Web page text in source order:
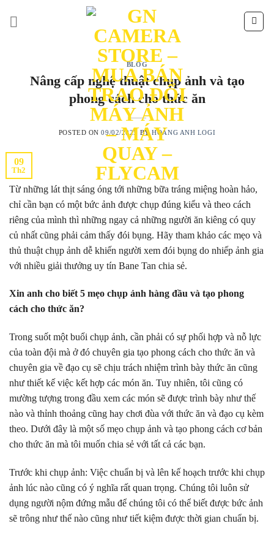
BLOG
Nâng cấp nghệ thuật chụp ảnh và tạo
phong cách cho thức ăn
POSTED ON09/02/2025 BYHOÀNG ANH LOGI
09
Th2
Từ những lát thịt sáng óng tới những bữa tráng miệng hoàn hảo,
chỉ cần bạn có một bức ảnh được chụp đúng kiểu và theo cách
riêng của mình thì những ngay cả những người ăn kiêng có quy
củ nhất cũng phải cảm thấy đói bụng. Hãy tham khảo các mẹo và
thủ thuật chụp ảnh dễ khiến người xem đói bụng do nhiếp ảnh gia
với nhiều giải thưởng uy tín Bane Tan chia sẻ.
Xin anh cho biết 5 mẹo chụp ảnh hàng đầu và tạo phong
cách cho thức ăn?
Trong suốt một buổi chụp ảnh, cần phải có sự phối hợp và nỗ lực
của toàn đội mà ở đó chuyên gia tạo phong cách cho thức ăn và
chuyên gia về đạo cụ sẽ chịu trách nhiệm trình bày thức ăn cũng
như thiết kế việc kết hợp các món ăn. Tuy nhiên, tôi cũng có
mường tượng trong đầu xem các món sẽ được trình bày như thế
nào và thỉnh thoảng cũng hay chơi đùa với thức ăn và đạo cụ kèm
theo. Dưới đây là một số mẹo chụp ảnh và tạo phong cách cơ bản
cho thức ăn mà tôi muốn chia sẻ với tất cả các bạn.
Trước khi chụp ảnh: Việc chuẩn bị và lên kế hoạch trước khi chụp
ảnh lúc nào cũng có ý nghĩa rất quan trọng. Chúng tôi luôn sử
dụng người nộm đứng mẫu để chúng tôi có thể biết được bức ảnh
sẽ trông như thế nào cũng như tiết kiệm được thời gian chuẩn bị.